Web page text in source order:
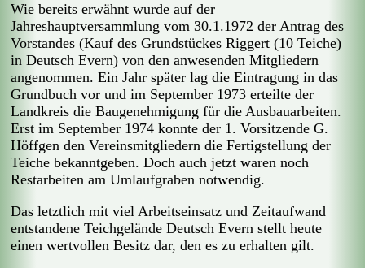
Wie bereits erwähnt wurde auf der
Jahreshauptversammlung vom 30.1.1972 der Antrag des
Vorstandes (Kauf des Grundstückes Riggert (10 Teiche)
in Deutsch Evern) von den anwesenden Mitgliedern
angenommen. Ein Jahr später lag die Eintragung in das
Grundbuch vor und im September 1973 erteilte der
Landkreis die Baugenehmigung für die Ausbauarbeiten.
Erst im September 1974 konnte der 1. Vorsitzende G.
Höffgen den Vereinsmitgliedern die Fertigstellung der
Teiche bekanntgeben. Doch auch jetzt waren noch
Restarbeiten am Umlaufgraben notwendig.
Das letztlich mit viel Arbeitseinsatz und Zeitaufwand
entstandene Teichgelände Deutsch Evern stellt heute
einen wertvollen Besitz dar, den es zu erhalten gilt.